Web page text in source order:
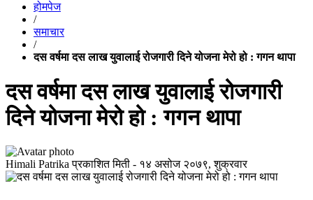
होमपेज
/
समाचार
/
दस वर्षमा दस लाख युवालाई रोजगारी दिने योजना मेरो हो : गगन थापा
दस वर्षमा दस लाख युवालाई रोजगारी
दिने योजना मेरो हो : गगन थापा
Himali Patrika प्रकाशित मिती - १४ असोज २०७९, शुक्रवार